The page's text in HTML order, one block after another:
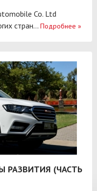
Co. Ltd
стран... Подробнее »
РАЗВИТИЯ (ЧАСТЬ